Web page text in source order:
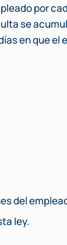
por
se
en que
del
ley.